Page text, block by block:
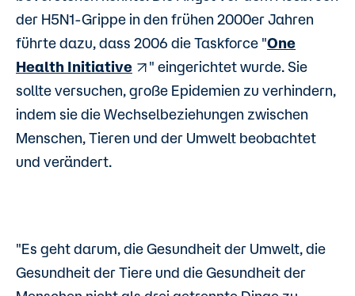
der H5N1-Grippe in den frühen 2000er Jahren
führte dazu, dass 2006 die Taskforce "One
Health Initiative
" eingerichtet wurde. Sie
sollte versuchen, große Epidemien zu verhindern,
indem sie die Wechselbeziehungen zwischen
Menschen, Tieren und der Umwelt beobachtet
und verändert.
"Es geht darum, die Gesundheit der Umwelt, die
Gesundheit der Tiere und die Gesundheit der